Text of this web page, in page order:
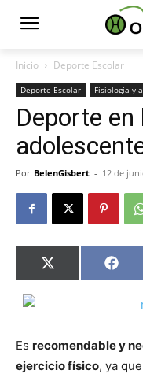
Inicio Deporte Escolar
Deporte Escolar Fisiología y
Deporte
Por BelenGisbert - 12 de
Compartir
en
X
(Twitter) en
Es recomendable y
ejercicio físico, ya